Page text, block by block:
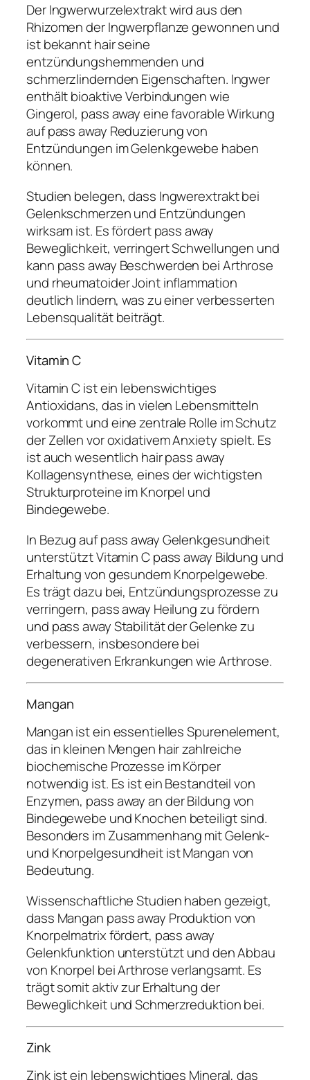
Der Ingwerwurzelextrakt wird aus den
Rhizomen der Ingwerpflanze gewonnen und
ist bekannt hair seine
entzündungshemmenden und
schmerzlindernden Eigenschaften. Ingwer
enthält bioaktive Verbindungen wie
Gingerol, pass away eine favorable Wirkung
auf pass away Reduzierung von
Entzündungen im Gelenkgewebe haben
können.
Studien belegen, dass Ingwerextrakt bei
Gelenkschmerzen und Entzündungen
wirksam ist. Es fördert pass away
Beweglichkeit, verringert Schwellungen und
kann pass away Beschwerden bei Arthrose
und rheumatoider Joint inflammation
deutlich lindern, was zu einer verbesserten
Lebensqualität beiträgt.
Vitamin C
Vitamin C ist ein lebenswichtiges
Antioxidans, das in vielen Lebensmitteln
vorkommt und eine zentrale Rolle im Schutz
der Zellen vor oxidativem Anxiety spielt. Es
ist auch wesentlich hair pass away
Kollagensynthese, eines der wichtigsten
Strukturproteine im Knorpel und
Bindegewebe.
In Bezug auf pass away Gelenkgesundheit
unterstützt Vitamin C pass away Bildung und
Erhaltung von gesundem Knorpelgewebe.
Es trägt dazu bei, Entzündungsprozesse zu
verringern, pass away Heilung zu fördern
und pass away Stabilität der Gelenke zu
verbessern, insbesondere bei
degenerativen Erkrankungen wie Arthrose.
Mangan
Mangan ist ein essentielles Spurenelement,
das in kleinen Mengen hair zahlreiche
biochemische Prozesse im Körper
notwendig ist. Es ist ein Bestandteil von
Enzymen, pass away an der Bildung von
Bindegewebe und Knochen beteiligt sind.
Besonders im Zusammenhang mit Gelenk-
und Knorpelgesundheit ist Mangan von
Bedeutung.
Wissenschaftliche Studien haben gezeigt,
dass Mangan pass away Produktion von
Knorpelmatrix fördert, pass away
Gelenkfunktion unterstützt und den Abbau
von Knorpel bei Arthrose verlangsamt. Es
trägt somit aktiv zur Erhaltung der
Beweglichkeit und Schmerzreduktion bei.
Zink
Zink ist ein lebenswichtiges Mineral, das